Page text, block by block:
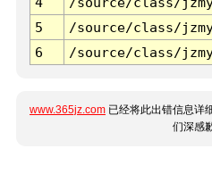
5
/source/class/
6
/source/class/
www.365jz.com 已经将此出错信息详
们深感